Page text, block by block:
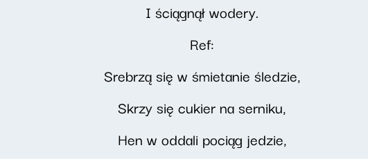
I ściągnął wodery.
Ref:
Srebrzą się w śmietanie śledzie,
Skrzy się cukier na serniku,
Hen w oddali pociąg jedzie,